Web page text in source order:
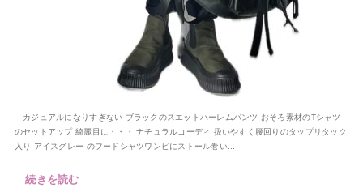
カジュアルになりすぎない ブラックのスエットハーレムパンツ おそろ素材のTシャツ
のセットアップ 綺麗目に・・・ ナチュラルコーディ 扱いやすく腰回りのタップリタック
入り アイスグレー のフードシャツワンピにストール巻い...
続きを読む